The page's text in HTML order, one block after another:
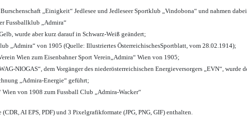
„Einigkeit“ Jedlesee und Jedleseer Sportklub „Vindobona“ und nahmen
Fussballklub „Admira“
wurde aber kurz darauf in Schwarz-Weiß geändert;
„Admira“ von 1905 (Quelle: Illustriertes ÖsterreichischesSportblatt, vom 28.02.1914);
Wien zum Eisenbahner Sport Verein„Admira“ Wien von 1905;
NIOGAS“, dem Vorgänger des niederösterreichischen Energieversorgers „EVN“,
„Admira-Energie“ geführt;
von 1908 zum Fussball Club „Admira-Wacker“
AI EPS, PDF) und 3 Pixelgrafikformate (JPG, PNG, GIF) enthalten.